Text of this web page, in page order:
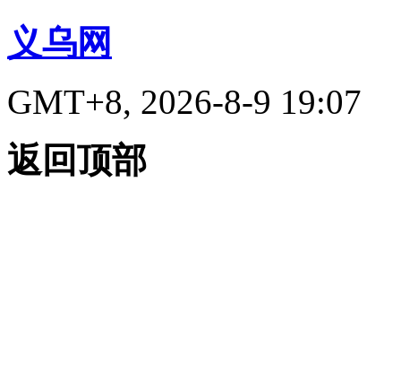
义乌网
GMT+8, 2026-8-9 19:07
返回顶部